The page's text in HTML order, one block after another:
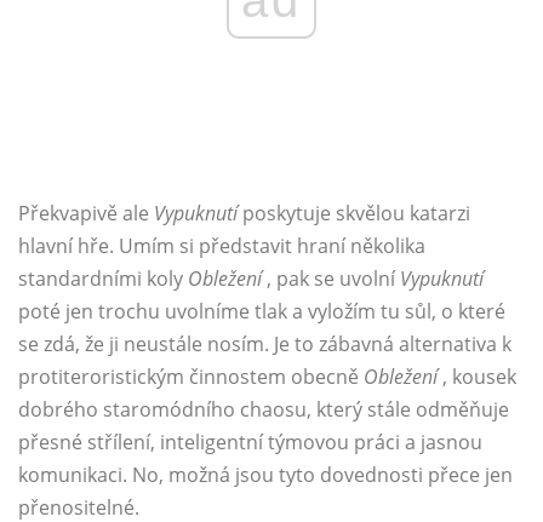
Překvapivě ale Vypuknutíposkytuje skvělou katarzi
hlavní hře. Umím si představit hraní několika
standardními koly Obležení, pak se uvolníVypuknutí
poté jen trochu uvolníme tlak a vyložím tu sůl, o které
se zdá, že ji neustále nosím. Je to zábavná alternativa k
protiteroristickým činnostem obecně Obležení, kousek
dobrého staromódního chaosu, který stále odměňuje
přesné střílení, inteligentní týmovou práci a jasnou
komunikaci. No, možná jsou tyto dovednosti přece jen
přenositelné.